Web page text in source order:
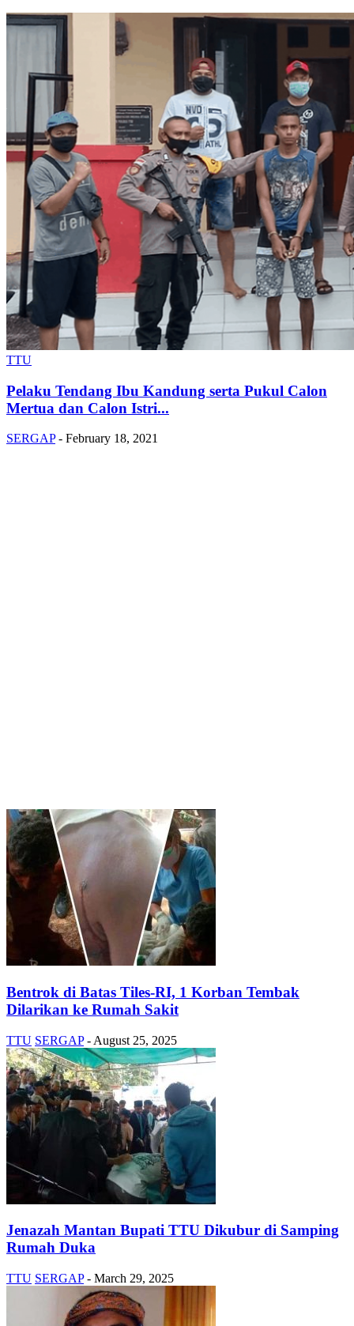
TTU
Pelaku Tendang Ibu Kandung serta Pukul Calon
Mertua dan Calon Istri...
SERGAP - February 18, 2021
Bentrok di Batas Tiles-RI, 1 Korban Tembak
Dilarikan ke Rumah Sakit
TTU SERGAP - August 25, 2025
Jenazah Mantan Bupati TTU Dikubur di Samping
Rumah Duka
TTU SERGAP - March 29, 2025